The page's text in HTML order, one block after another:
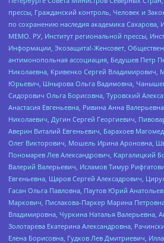
прессы, Гражданский контроль, Человек и
по сохранению наследия академика Сахарова,
МЕМО. РУ, Институт региональной прессы,
Информации, Экозащита!-Женсовет,
антимонопольная ассоциация, Бедушев Петр
Николаевна, Кривенко Сергей Владимирович,
Юрьевич, Шнырова Ольга Вадимовна,
Сидорович Ольга Борисовна, Туровский
Анастасия Евгеньевна, Ривина Анна
Николаевич, Дугин Сергей Георгиевич,
Аверин Виталий Евгеньевич, Барахоев
Олег Викторович, Мошель Ирина Ароновна,
Пономарев Лев Александрович, Каргалицкий
Валерий Валерьевич, Исламов Тимур
Евгеньевна, Щаров Сергей Алексадрович,
Гасан Ольга Павловна, Паутов Юрий
Маркович, Пислакова-Паркер Марина
Владимировна, Чуркина Наталья Валерьевна,
Золотарева Екатерина Александровна,
Елена Борисовна, Гудков Лев Дмитриевич,